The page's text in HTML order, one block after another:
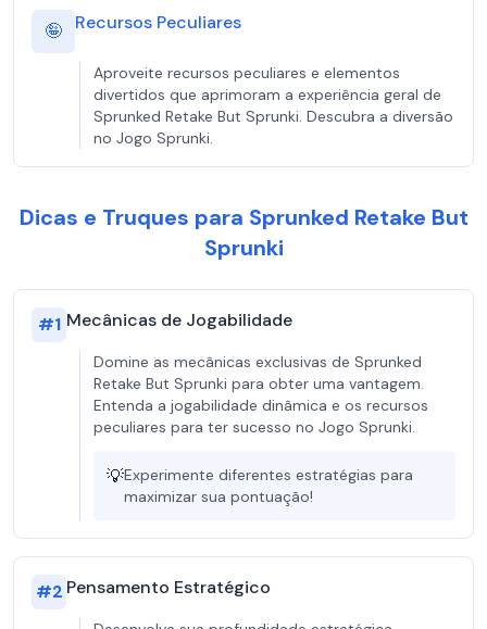
🤪 Recursos Peculiares
Aproveite recursos peculiares e elementos
divertidos que aprimoram a experiência geral de
Sprunked Retake But Sprunki. Descubra a diversão
no Jogo Sprunki.
Dicas e Truques para Sprunked Retake But
Sprunki
#1 Mecânicas de Jogabilidade
Domine as mecânicas exclusivas de Sprunked
Retake But Sprunki para obter uma vantagem.
Entenda a jogabilidade dinâmica e os recursos
peculiares para ter sucesso no Jogo Sprunki.
💡Experimente diferentes estratégias para
maximizar sua pontuação!
#2 Pensamento Estratégico